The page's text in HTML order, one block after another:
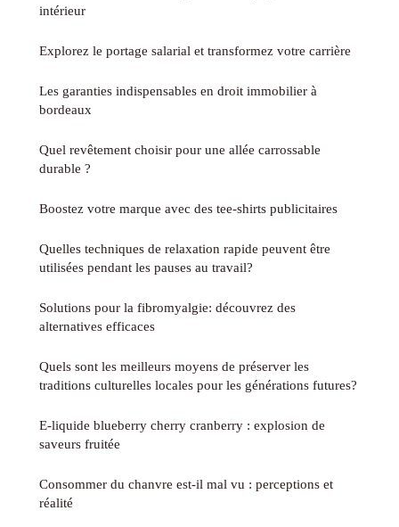
intérieur
Explorez le portage salarial et transformez votre carrière
Les garanties indispensables en droit immobilier à
bordeaux
Quel revêtement choisir pour une allée carrossable
durable ?
Boostez votre marque avec des tee-shirts publicitaires
Quelles techniques de relaxation rapide peuvent être
utilisées pendant les pauses au travail?
Solutions pour la fibromyalgie: découvrez des
alternatives efficaces
Quels sont les meilleurs moyens de préserver les
traditions culturelles locales pour les générations futures?
E-liquide blueberry cherry cranberry : explosion de
saveurs fruitée
Consommer du chanvre est-il mal vu : perceptions et
réalité